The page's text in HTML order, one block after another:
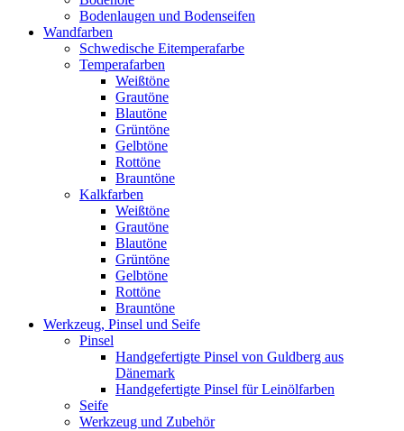
Bodenlaugen und Bodenseifen
Wandfarben
Schwedische Eitemperafarbe
Temperafarben
Weißtöne
Grautöne
Blautöne
Grüntöne
Gelbtöne
Rottöne
Brauntöne
Kalkfarben
Weißtöne
Grautöne
Blautöne
Grüntöne
Gelbtöne
Rottöne
Brauntöne
Werkzeug, Pinsel und Seife
Pinsel
Handgefertigte Pinsel von Guldberg aus
Dänemark
Handgefertigte Pinsel für Leinölfarben
Seife
Werkzeug und Zubehör